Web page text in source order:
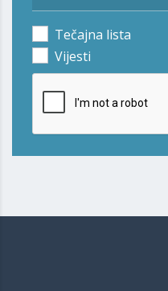
Tečajna lista
Vijesti